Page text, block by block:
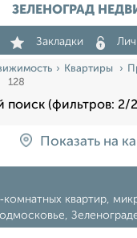
ЗЕЛЕНОГРАД
Закладки
Квартиры
128
поиск (фильтров: 2/
Показать на
квартир,